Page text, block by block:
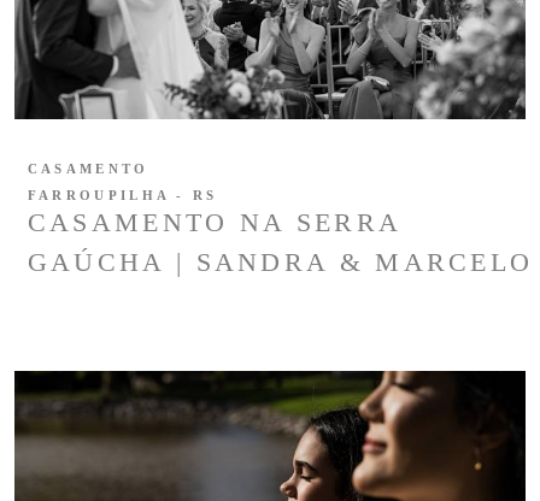
CASAMENTO NA SERRA
GAÚCHA | SANDRA & MARCELO
CASAMENTO
FARROUPILHA - RS